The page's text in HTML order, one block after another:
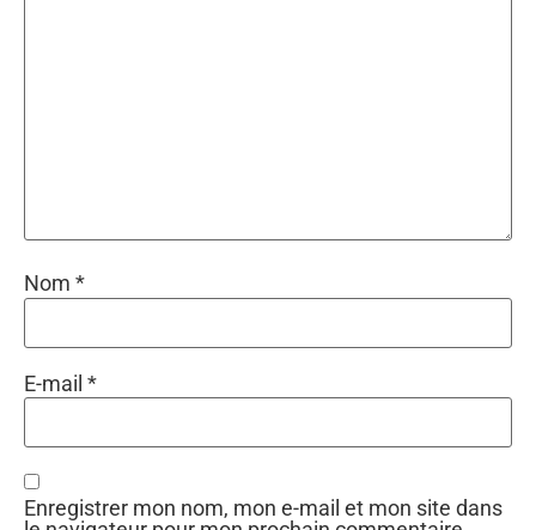
Nom *
E-mail *
Enregistrer mon nom, mon e-mail et mon site dans